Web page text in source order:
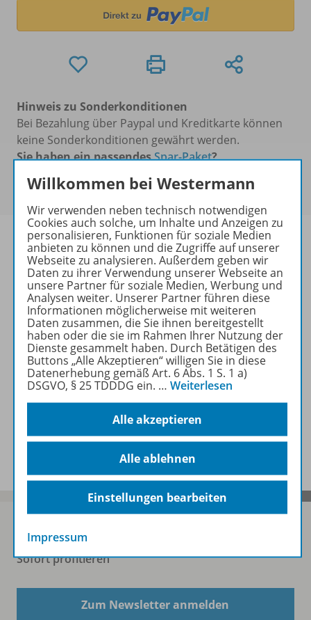
Hinweis zu Sonderkonditionen
Bei Bezahlung über Paypal und Kreditkarte können
keine Sonderkonditionen gewährt werden.
Sie haben ein passendesSpar-Paket?
sich bitte an.
Informationen
Beschreibung
Weitere Inhalte der Ausgabe
Spar-Pakete
Sofort profitieren
Zum Newsletter anmelden
Willkommen bei Westermann
Wir verwenden neben technisch notwendigen
Cookies auch solche, um Inhalte und Anzeigen zu
personalisieren, Funktionen für soziale Medien
anbieten zu können und die Zugriffe auf unserer
Webseite zu analysieren. Außerdem geben wir
Daten zu ihrer Verwendung unserer Webseite an
unsere Partner für soziale Medien, Werbung und
Analysen weiter. Unserer Partner führen diese
Informationen möglicherweise mit weiteren
Daten zusammen, die Sie ihnen bereitgestellt
haben oder die sie im Rahmen Ihrer Nutzung der
Dienste gesammelt haben. Durch Betätigen des
Buttons „Alle Akzeptieren“ willigen Sie in diese
Datenerhebung gemäß Art. 6 Abs. 1 S. 1 a)
DSGVO, § 25 TDDDG ein. … Weiterlesen
Alle akzeptieren
Alle ablehnen
Einstellungen bearbeiten
Impressum